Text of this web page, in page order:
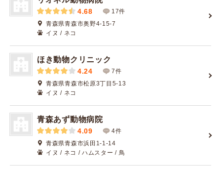
4.68
17件
青森県青森市奥野4-15-7
イヌ / ネコ
ほき動物クリニック
4.24
7件
青森県青森市松原3丁目5-13
イヌ / ネコ
青森あず動物病院
4.09
4件
青森県青森市浜田1-1-14
イヌ / ネコ / ハムスター / 鳥